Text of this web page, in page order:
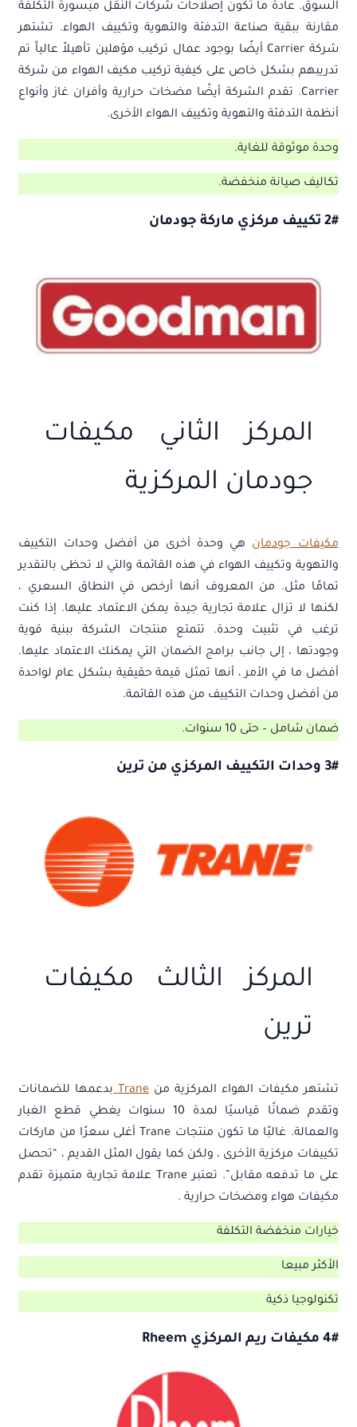
السوق. عادة ما تكون إصلاحات شركات النقل ميسورة التكلفة
مقارنة ببقية صناعة التدفئة والتهوية وتكييف الهواء. تشتهر
شركة Carrier أيضًا بوجود عمال تركيب مؤهلين تأهيلاً عالياً تم
تدريبهم بشكل خاص على كيفية تركيب مكيف الهواء من شركة
Carrier. تقدم الشركة أيضًا مضخات حرارية وأفران غاز وأنواع
أنظمة التدفئة والتهوية وتكييف الهواء الأخرى.
وحدة موثوقة للغاية.
تكاليف صيانة منخفضة.
2# تكييف مركزي ماركة جودمان
المركز الثاني مكيفات
جودمان المركزية
مكيفات جودمان هي وحدة أخرى من أفضل وحدات التكييف
والتهوية وتكييف الهواء في هذه القائمة والتي لا تحظى بالتقدير
تمامًا مثل. من المعروف أنها أرخص في النطاق السعري ،
لكنها لا تزال علامة تجارية جيدة يمكن الاعتماد عليها. إذا كنت
ترغب في تثبيت وحدة. تتمتع منتجات الشركة ببنية قوية
وجودتها ، إلى جانب برامج الضمان التي يمكنك الاعتماد عليها.
أفضل ما في الأمر ، أنها تمثل قيمة حقيقية بشكل عام لواحدة
من أفضل وحدات التكييف من هذه القائمة.
ضمان شامل – حتى 10 سنوات.
3# وحدات التكييف المركزي من ترين
المركز الثالث مكيفات
ترين
تشتهر مكيفات الهواء المركزية منTrane بدعمها للضمانات
وتقدم ضمانًا قياسيًا لمدة 10 سنوات يغطي قطع الغيار
والعمالة. غالبًا ما تكون منتجات Trane أغلى سعرًا من ماركات
تكييفات مركزية الأخرى ، ولكن كما يقول المثل القديم ، “تحصل
على ما تدفعه مقابل”. تعتبر Trane علامة تجارية متميزة تقدم
مكيفات هواء ومضخات حرارية .
خيارات منخفضة التكلفة
الأكثر مبيعا
تكنولوجيا ذكية
4# مكيفات ريم المركزي Rheem